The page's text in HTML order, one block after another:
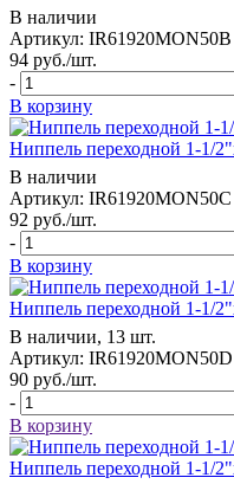
В наличии
Артикул: IR61920MON50B
94 руб./шт.
-
В корзину
Ниппель переходной 1-1/
В наличии
Артикул: IR61920MON50C
92 руб./шт.
-
В корзину
Ниппель переходной 1-1/
В наличии, 13 шт.
Артикул: IR61920MON50D
90 руб./шт.
-
В корзину
Ниппель переходной 1-1/